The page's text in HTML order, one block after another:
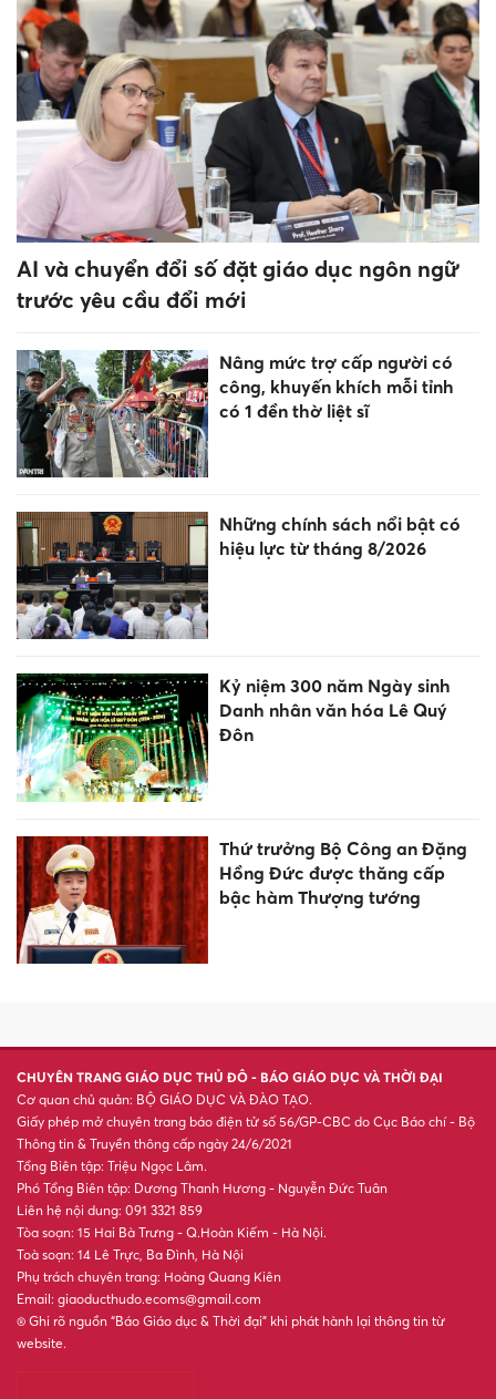
Phú Thọ tập huấn ứng dụng
AI, xây dựng nội dung số cho
cán bộ cấp xã
Một công trình của Việt Nam
tiếp tục lọt top kiến trúc đẹp
nhất thế giới năm 2026
không đứng lớp vẫn được
thanh toán tiền thỉnh giảng
quả thi tốt nghiệp THPT vì
gian lận
nội trú ươm mầm nguồn nhân
lực người DTTS
điểm nghẽn chuyển đổi số:
Tăng tốc để Nghị quyết 57 đi
vào cuộc sống
Gắn đào tạo y khoa với thực
tiễn lâm sàng
Nâng mức trợ cấp người có